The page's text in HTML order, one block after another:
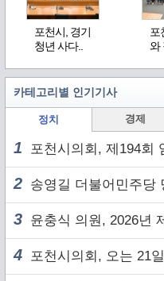
포천시, 경기
청년 사다..
포
와
카테고리별 인기기사
정치 경제
1 포천시의회, 제194회
2 송영길 더불어민주당 당대표 후보,
3 윤충식 의원, 2026년 제3
4 포천시의회, 오는 21일